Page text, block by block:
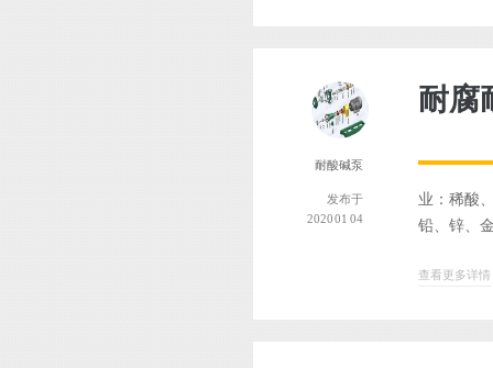
耐酸碱泵
发布于
2020 01 04
耐腐
业：稀酸
铅、锌、
查看更多详情